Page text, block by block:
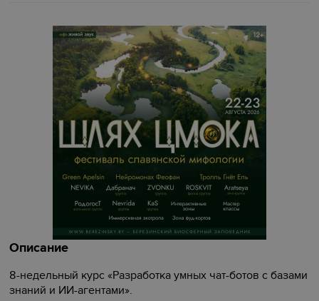
Описание
8-недельный курс «Разработка умных чат-ботов с базами
знаний и ИИ-агентами».